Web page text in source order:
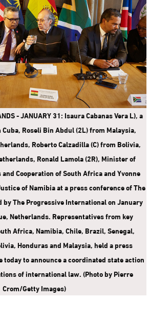
- JANUARY 31: Isaura Cabanas Vera L), a
Roseli Bin Abdul (2L) from Malaysia,
Roberto Calzadilla (C) from Bolivia,
Ronald Lamola (2R), Minister of
Cooperation of South Africa and Yvonne
of Namibia at a press conference of The
by The Progressive International on January
Netherlands. Representatives from key
Africa, Namibia, Chile, Brazil, Senegal,
Honduras and Malaysia, held a press
today to announce a coordinated state action
of international law. (Photo by Pierre
Crom/Getty Images)